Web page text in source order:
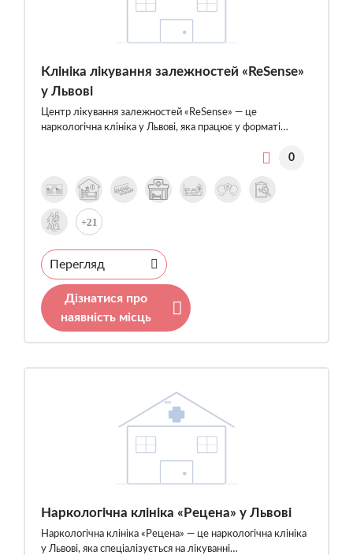
Клініка лікування залежностей «ReSense»
у Львові
Центр лікування залежностей «ReSense» — це
наркологічна клініка у Львові, яка працює у форматі…
0
+21
Перегляд
Дізнатися про
наявність місць
Наркологічна клініка «Рецена» у Львові
Наркологічна клініка «Рецена» — це наркологічна клініка
у Львові, яка спеціалізується на лікуванні…